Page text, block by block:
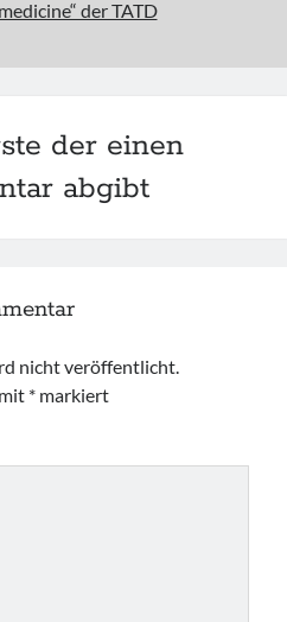
der TATD
der einen
abgibt
nicht veröffentlicht.
* markiert